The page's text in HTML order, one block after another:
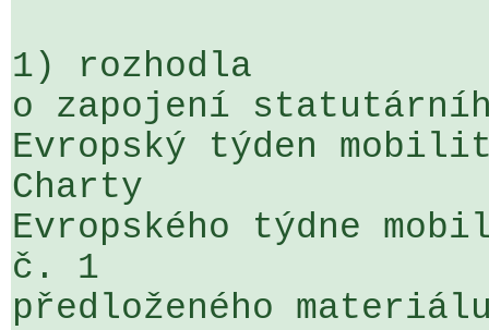
1) rozhodla
o zapojení
Evropský týden
Charty
Evropského týdne
č. 1
předloženého